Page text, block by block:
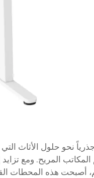
جذرياً نحو حلول الأثاث
المريح. ومع
أصبحت هذه المحطات